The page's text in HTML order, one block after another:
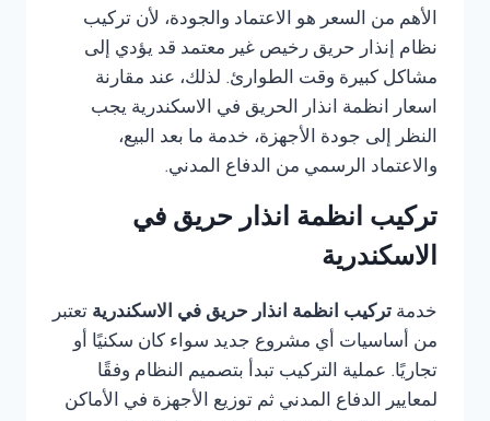
الأهم من السعر هو الاعتماد والجودة، لأن تركيب
نظام إنذار حريق رخيص غير معتمد قد يؤدي إلى
مشاكل كبيرة وقت الطوارئ. لذلك، عند مقارنة
اسعار انظمة انذار الحريق في الاسكندرية يجب
النظر إلى جودة الأجهزة، خدمة ما بعد البيع،
والاعتماد الرسمي من الدفاع المدني.
تركيب انظمة انذار حريق في
الاسكندرية
خدمة تركيب انظمة انذار حريق في الاسكندرية تعتبر
من أساسيات أي مشروع جديد سواء كان سكنيًا أو
تجاريًا. عملية التركيب تبدأ بتصميم النظام وفقًا
لمعايير الدفاع المدني ثم توزيع الأجهزة في الأماكن